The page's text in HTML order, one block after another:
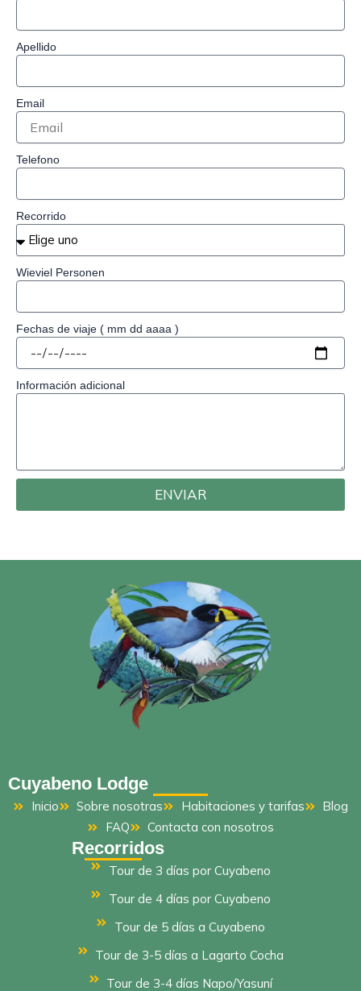
Apellido
Email
Telefono
Recorrido
Wieviel Personen
Fechas de viaje ( mm dd aaaa )
Información adicional
ENVIAR
Cuyabeno Lodge
Inicio Sobre nosotras Habitaciones y tarifas
Blog
FAQ
Contacta con nosotros
Recorridos
Tour de 3 días por Cuyabeno
Tour de 4 días por Cuyabeno
Tour de 5 días a Cuyabeno
Tour de 3-5 días a Lagarto Cocha
Tour de 3-4 días Napo/Yasuní